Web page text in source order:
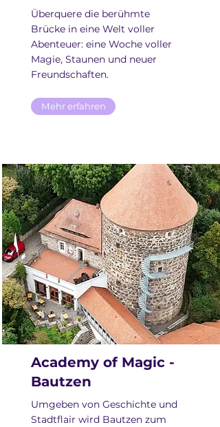
Überquere die berühmte
Brücke in eine Welt voller
Abenteuer: eine Woche voller
Magie, Staunen und neuer
Freundschaften.
Mehr erfahren
Academy of Magic -
Bautzen
Umgeben von Geschichte und
Stadtflair wird Bautzen zum